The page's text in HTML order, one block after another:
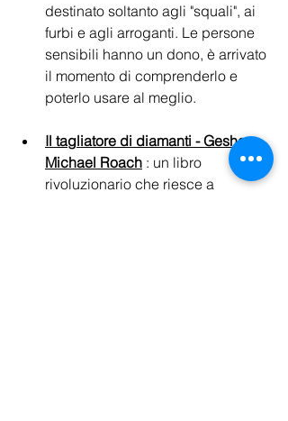
destinato soltanto agli "squali", ai
furbi e agli arroganti. Le persone
sensibili hanno un dono, è arrivato
il momento di comprenderlo e
poterlo usare al meglio.
Il tagliatore di diamanti - Geshe
Michael Roach : un libro
rivoluzionario che riesce a